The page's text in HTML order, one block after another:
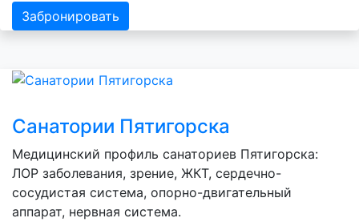
Забронировать
Санатории Пятигорска
Медицинский профиль санаториев Пятигорска:
ЛОР заболевания, зрение, ЖКТ, сердечно-
сосудистая система, опорно-двигательный
аппарат, нервная система.